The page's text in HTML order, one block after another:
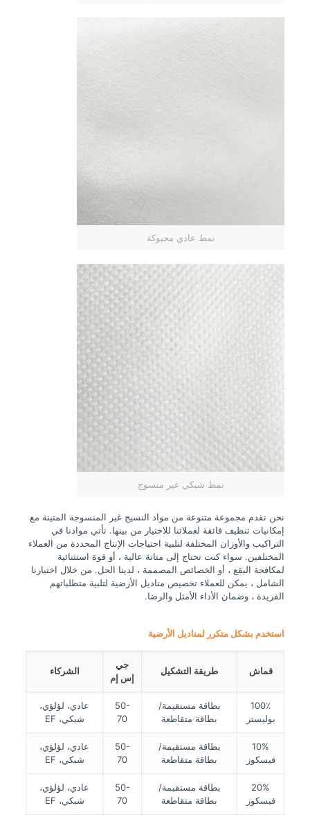
نمط عادي محبوكة
نمط شبكي غير منسوج
نحن نقدم مجموعة متنوعة من مواد النسيج غير المنسوجة المتينة مع
إمكانيات تنظيف فائقة لعملائنا للاختيار من بينها. تأتي موادنا في
التراكيب والأوزان المختلفة لتلبية احتياجات الإنتاج المحددة من العملاء
المختلفين. سواء كنت تحتاج إلى متانة عالية ، أو قوة استثنائية
لمكافحة البقع ، أو الخصائص المصممة ، لدينا الحل. من خلال اختيارنا
الشامل ، يمكن للعملاء تخصيص مناديل الأرضية لتلبية متطلباتهم
الفريدة ، وضمان الأداء الأمثل والرضا.
استخدم بشكل متكرر لمناديل الأرضية
قماش طريقة التشكيل
جي
إس إم
الشركاء
100٪
بوليستر
بطاقة مستقيمة/
بطاقة متقاطعة
50-
70
عادي، لؤلؤي،
شبكي، EF
10%
فيسكوز
بطاقة مستقيمة/
بطاقة متقاطعة
50-
70
عادي، لؤلؤي،
شبكي، EF
20%
فيسكوز
بطاقة مستقيمة/
بطاقة متقاطعة
50-
70
عادي، لؤلؤي،
شبكي، EF